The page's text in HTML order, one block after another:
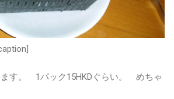
ます。 1パック15HKDぐらい。 めちゃ